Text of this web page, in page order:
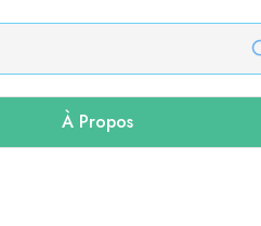
À Propos